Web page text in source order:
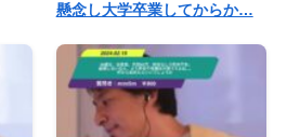
懸念し大学卒業してからか…